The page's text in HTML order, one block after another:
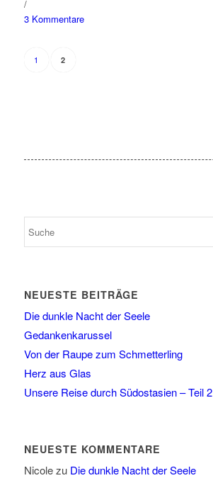
/
3 Kommentare
1 2
NEUESTE BEITRÄGE
Die dunkle Nacht der Seele
Gedankenkarussel
Von der Raupe zum Schmetterling
Herz aus Glas
Unsere Reise durch Südostasien – Teil 2
NEUESTE KOMMENTARE
Nicolezu Die dunkle Nacht der Seele